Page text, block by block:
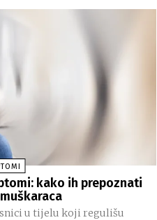
kako ih prepoznati
u tijelu koji regulišu